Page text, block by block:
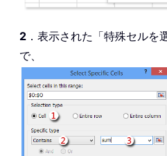
2 ．表示された「特殊セルを
で、